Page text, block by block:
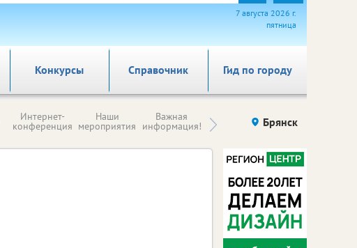
7 августа 2026 г.
пятница
Справочник Гид по городу
Конкурсы
Интернет-
конференция
Наши
мероприятия
Важная
информация! Происшествия Здоровье
Брянск